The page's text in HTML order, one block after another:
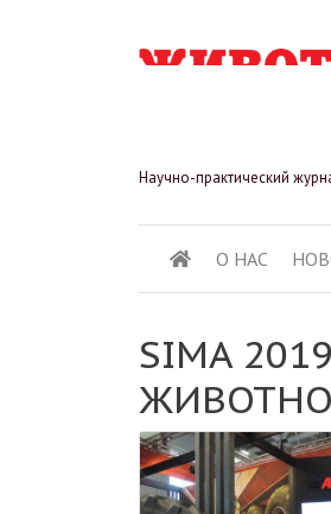
Научно-практический
О НАС
SIMA